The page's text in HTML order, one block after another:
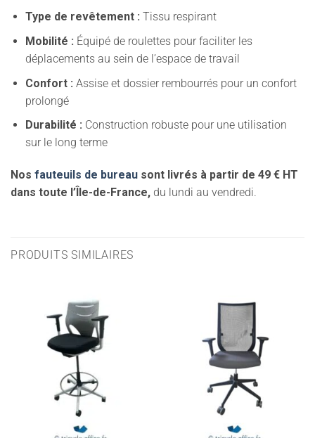
Type de revêtement : Tissu respirant
Mobilité : Équipé de roulettes pour faciliter les
déplacements au sein de l’espace de travail
Confort : Assise et dossier rembourrés pour un confort
prolongé
Durabilité : Construction robuste pour une utilisation
sur le long terme
Nos fauteuils de bureau sont livrés à partir de 49 € HT
dans toute l’Île-de-France, du lundi au vendredi.
PRODUITS SIMILAIRES